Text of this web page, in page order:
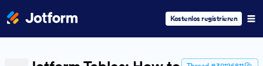
Kostenlos registrieren